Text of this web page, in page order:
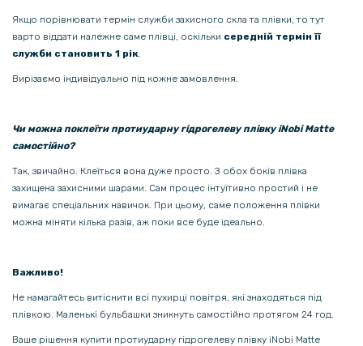
Якщо порівнювати термін служби захисного скла та плівки, то тут
варто віддати належне саме плівці, оскільки середній термін її
служби становить 1 рік.
Вирізаємо індивідуально під кожне замовлення.
Чи можна поклеїти протиударну гідрогелеву плівку iNobi Matte
самостійно?
Так, звичайно. Клеїться вона дуже просто. З обох боків плівка
захищена захисними шарами. Сам процес інтуїтивно простий і не
вимагає спеціальних навичок. При цьому, саме положення плівки
можна міняти кілька разів, аж поки все буде ідеально.
Важливо!
Не намагайтесь витіснити всі пухирці повітря, які знаходяться під
плівкою. Маленькі бульбашки зникнуть самостійно протягом 24 год.
Ваше рішення купити протиударну гідрогелеву плівку iNobi Matte